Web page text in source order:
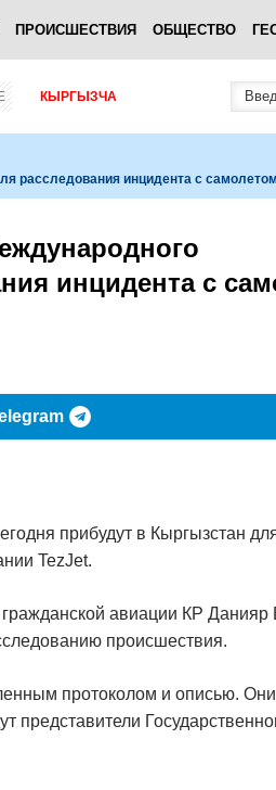
ПРОИСШЕСТВИЯ ОБЩЕСТВО
КЫРГЫЗЧА
расследования инцидента с
инцидента с
прибудут в Кыргызстан
TezJet.
авиации КР Данияр
происшествия.
протоколом и описью. Они
представители